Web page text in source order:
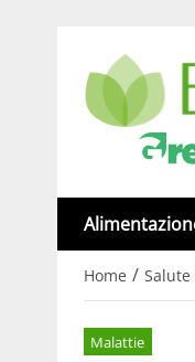
Home / Salute
Malattie